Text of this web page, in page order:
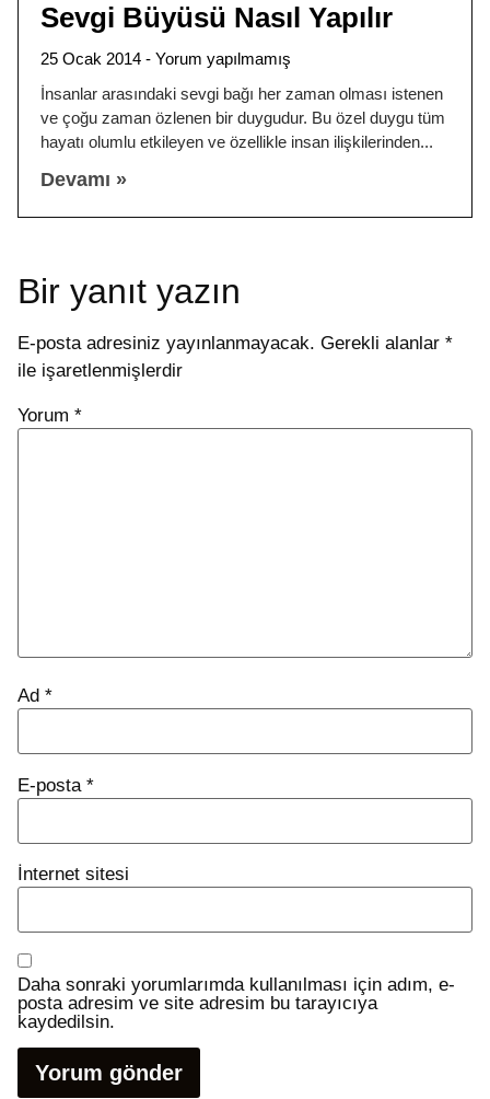
Sevgi Büyüsü Nasıl Yapılır
25 Ocak 2014
Yorum yapılmamış
İnsanlar arasındaki sevgi bağı her zaman olması istenen
ve çoğu zaman özlenen bir duygudur. Bu özel duygu tüm
hayatı olumlu etkileyen ve özellikle insan ilişkilerinden
Devamı »
Bir yanıt yazın
E-posta adresiniz yayınlanmayacak. Gerekli alanlar *
ile işaretlenmişlerdir
Yorum *
Ad *
E-posta *
İnternet sitesi
Daha sonraki yorumlarımda kullanılması için adım, e-
posta adresim ve site adresim bu tarayıcıya
kaydedilsin.